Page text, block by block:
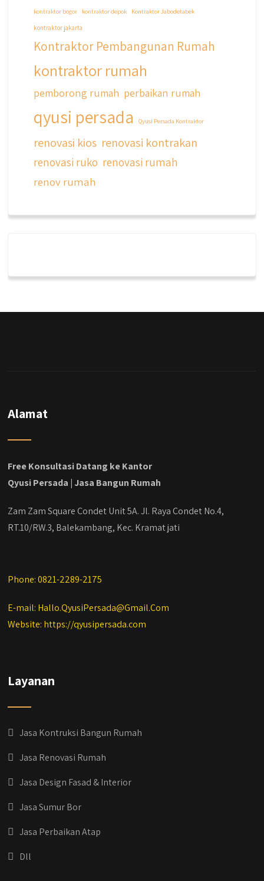
kontraktor bogor kontraktor depok
Kontraktor Jabodetabek
kontraktor jakarta
Kontraktor Pembangunan Rumah
kontraktor rumah
pemborong rumah perbaikan rumah
qyusi persada Qyusi Persada Kontraktor
renovasi kios renovasi kontrakan
renovasi ruko renovasi rumah
renov rumah
Alamat
Free Konsultasi Datang ke Kantor
Qyusi Persada | Jasa Bangun Rumah
Zam Zam Square Condet Unit 5A. Jl. Raya Condet No.4,
RT.10/RW.3, Balekambang, Kec. Kramat jati
Phone: 0821-2289-2175
E-mail: Hallo.QyusiPersada@Gmail.Com
Website: https://qyusipersada.com
Layanan
Jasa Kontruksi Bangun Rumah
Jasa Renovasi Rumah
Jasa Design Fasad & Interior
Jasa Sumur Bor
Jasa Perbaikan Atap
Dll